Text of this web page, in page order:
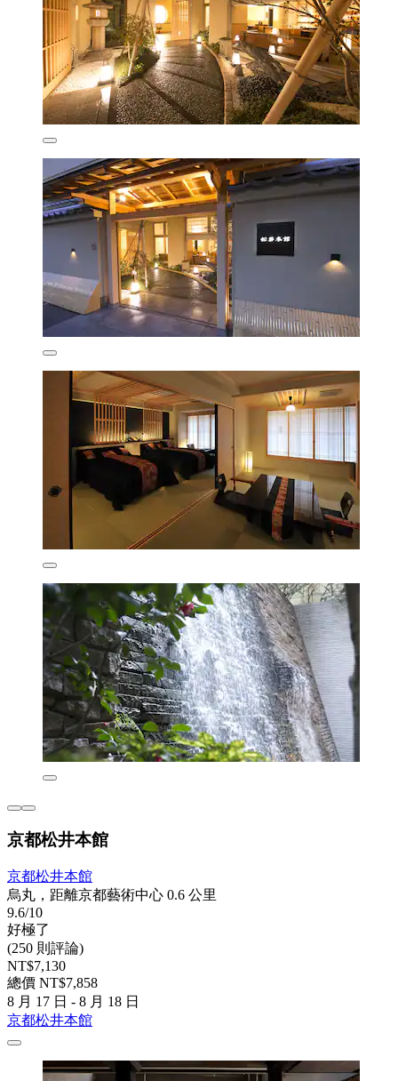
京都松井本館
京都松井本館
烏丸，距離京都藝術中心 0.6 公里
9.6/10
好極了
(250 則評論)
NT$7,130
總價 NT$7,858
8 月 17 日 - 8 月 18 日
京都松井本館